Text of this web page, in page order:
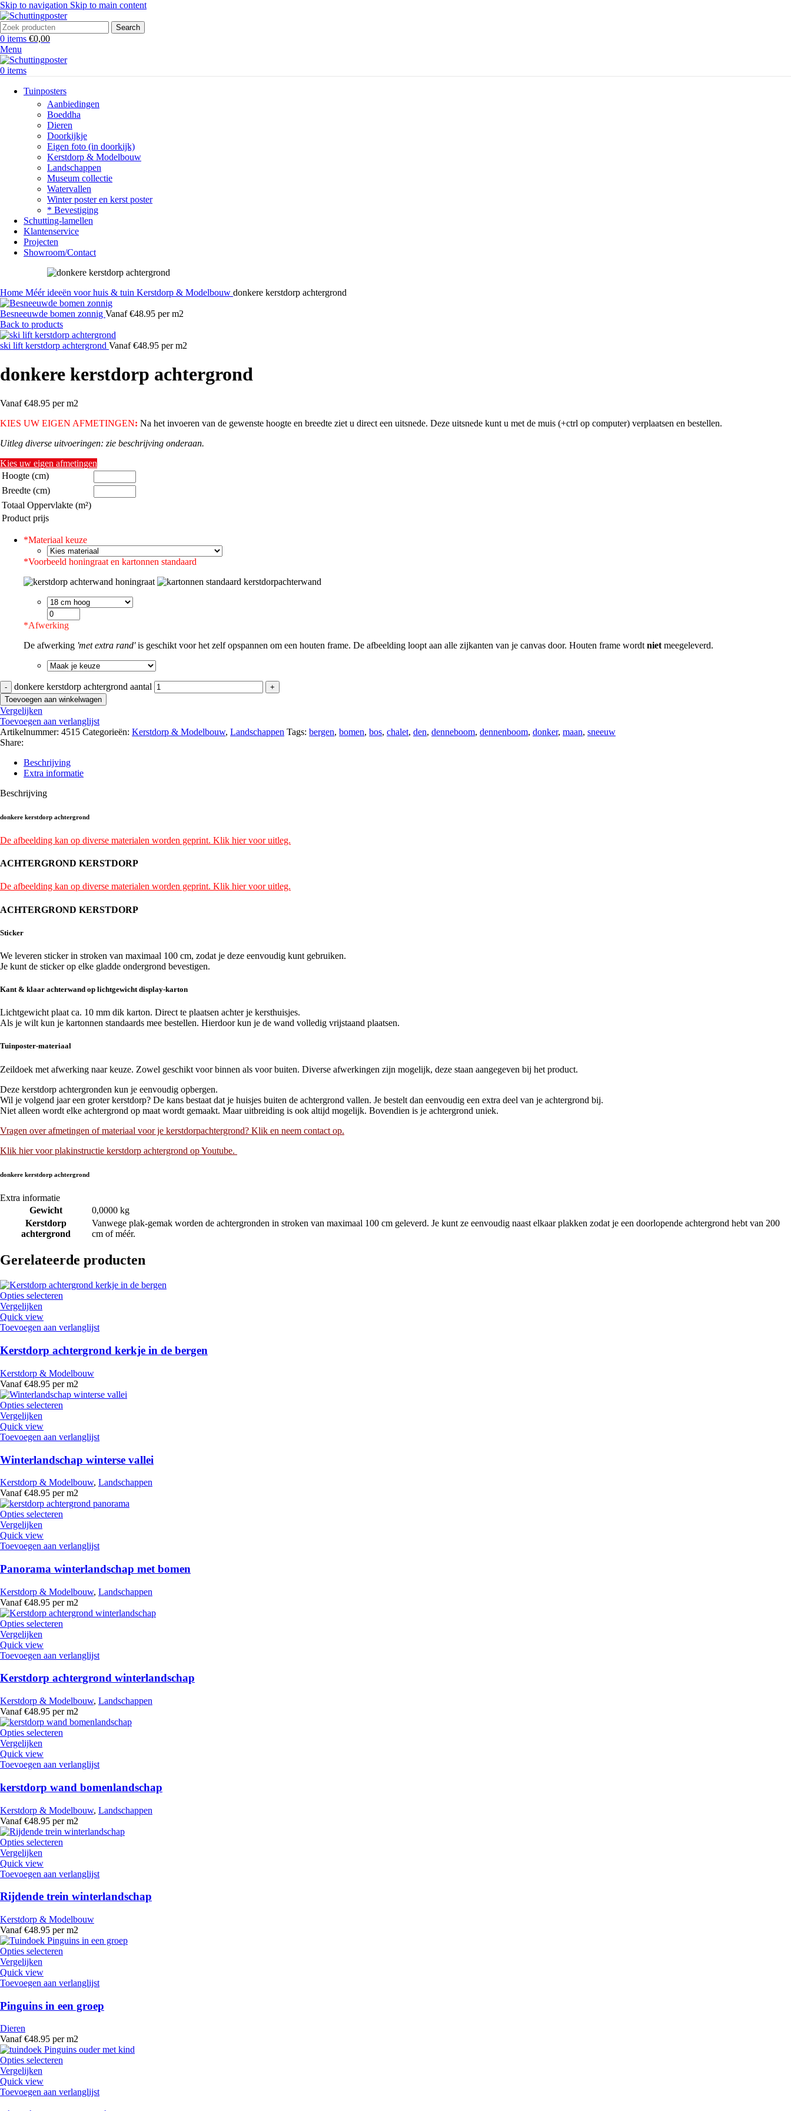
Skip to navigation Skip to main content
Search
0 items €0,00
Menu
0 items
Tuinposters
Aanbiedingen
Boeddha
Dieren
Doorkijkje
Eigen foto (in doorkijk)
Kerstdorp & Modelbouw
Landschappen
Museum collectie
Watervallen
Winter poster en kerst poster
* Bevestiging
Schutting-lamellen
Klantenservice
Projecten
Showroom/Contact
Home Méér ideeën voor huis & tuin Kerstdorp & Modelbouw donkere kerstdorp achtergrond
Besneeuwde bomen zonnig Vanaf €48.95 per m2
Back to products
ski lift kerstdorp achtergrond Vanaf €48.95 per m2
donkere kerstdorp achtergrond
Vanaf €48.95 per m2
KIES UW EIGEN AFMETINGEN: Na het invoeren van de gewenste hoogte en breedte ziet u direct een uitsnede. Deze uitsnede kunt u met de muis (+ctrl op computer) verplaatsen en bestellen.
Uitleg diverse uitvoeringen: zie beschrijving onderaan.
Kies uw eigen afmetingen
Hoogte (cm)
Breedte (cm)
Totaal Oppervlakte (m²)
Product prijs
*Materiaal keuze
*Voorbeeld honingraat en kartonnen standaard
*Afwerking
De afwerking 'met extra rand'is geschikt voor het zelf opspannen om een houten frame. De afbeelding loopt aan alle zijkanten van je canvas door. Houten frame wordt niet meegeleverd.
donkere kerstdorp achtergrond aantal
Toevoegen aan winkelwagen
Vergelijken
Toevoegen aan verlanglijst
Artikelnummer: 4515 Categorieën: Kerstdorp & Modelbouw, Landschappen Tags: bergen, bomen, bos, chalet, den, denneboom, dennenboom, donker, maan, sneeuw
Share:
Beschrijving
Extra informatie
Beschrijving
donkere kerstdorp achtergrond
De afbeelding kan op diverse materialen worden geprint. Klik hier voor uitleg.
ACHTERGROND KERSTDORP
De afbeelding kan op diverse materialen worden geprint. Klik hier voor uitleg.
ACHTERGROND KERSTDORP
Sticker
We leveren sticker in stroken van maximaal 100 cm, zodat je deze eenvoudig kunt gebruiken.
Je kunt de sticker op elke gladde ondergrond bevestigen.
Kant & klaar achterwand op lichtgewicht display-karton
Lichtgewicht plaat ca. 10 mm dik karton. Direct te plaatsen achter je kersthuisjes.
Als je wilt kun je kartonnen standaards mee bestellen. Hierdoor kun je de wand volledig vrijstaand plaatsen.
Tuinposter-materiaal
Zeildoek met afwerking naar keuze. Zowel geschikt voor binnen als voor buiten. Diverse afwerkingen zijn mogelijk, deze staan aangegeven bij het product.
Deze kerstdorp achtergronden kun je eenvoudig opbergen.
Wil je volgend jaar een groter kerstdorp? De kans bestaat dat je huisjes buiten de achtergrond vallen. Je bestelt dan eenvoudig een extra deel van je achtergrond bij.
Niet alleen wordt elke achtergrond op maat wordt gemaakt. Maar uitbreiding is ook altijd mogelijk. Bovendien is je achtergrond uniek.
Vragen over afmetingen of materiaal voor je kerstdorpachtergrond? Klik en neem contact op.
Klik hier voor plakinstructie kerstdorp achtergrond op Youtube.
donkere kerstdorp achtergrond
Extra informatie
Gewicht
0,0000 kg
Kerstdorp
achtergrond
Vanwege plak-gemak worden de achtergronden in stroken van maximaal 100 cm geleverd. Je kunt ze eenvoudig naast elkaar plakken zodat je een doorlopende achtergrond hebt van 200
cm of méér.
Gerelateerde producten
Opties selecteren
Vergelijken
Quick view
Toevoegen aan verlanglijst
Kerstdorp achtergrond kerkje in de bergen
Kerstdorp & Modelbouw
Vanaf €48.95 per m2
Opties selecteren
Vergelijken
Quick view
Toevoegen aan verlanglijst
Winterlandschap winterse vallei
Kerstdorp & Modelbouw, Landschappen
Vanaf €48.95 per m2
Opties selecteren
Vergelijken
Quick view
Toevoegen aan verlanglijst
Panorama winterlandschap met bomen
Kerstdorp & Modelbouw, Landschappen
Vanaf €48.95 per m2
Opties selecteren
Vergelijken
Quick view
Toevoegen aan verlanglijst
Kerstdorp achtergrond winterlandschap
Kerstdorp & Modelbouw, Landschappen
Vanaf €48.95 per m2
Opties selecteren
Vergelijken
Quick view
Toevoegen aan verlanglijst
kerstdorp wand bomenlandschap
Kerstdorp & Modelbouw, Landschappen
Vanaf €48.95 per m2
Opties selecteren
Vergelijken
Quick view
Toevoegen aan verlanglijst
Rijdende trein winterlandschap
Kerstdorp & Modelbouw
Vanaf €48.95 per m2
Opties selecteren
Vergelijken
Quick view
Toevoegen aan verlanglijst
Pinguins in een groep
Dieren
Vanaf €48.95 per m2
Opties selecteren
Vergelijken
Quick view
Toevoegen aan verlanglijst